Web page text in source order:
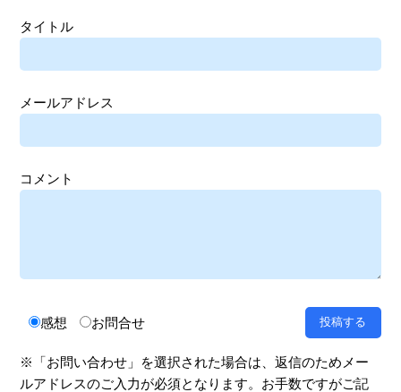
タイトル
メールアドレス
コメント
感想 お問合せ
※「お問い合わせ」を選択された場合は、返信のためメー
ルアドレスのご入力が必須となります。お手数ですがご記